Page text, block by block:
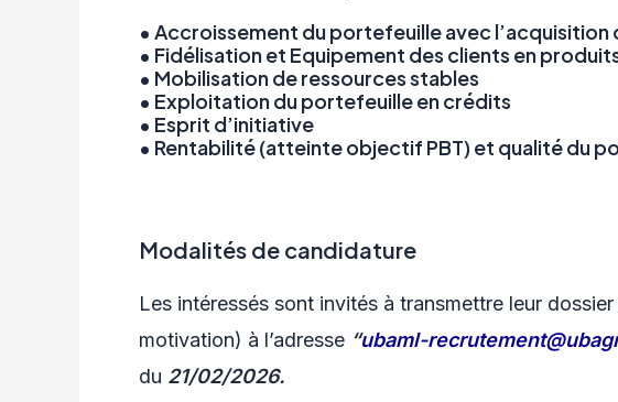
• Accroissement du portefeuille avec l’acquisition
• Fidélisation et Equipement des clients en
• Mobilisation de ressources stables
• Exploitation du portefeuille en crédits
• Esprit d’initiative
• Rentabilité (atteinte objectif PBT) et qualité du
Modalités de candidature
Les intéressés sont invités à transmettre leur
motivation) à l’adresse “ubaml-
du 21/02/2026.